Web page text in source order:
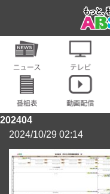
202404
2024/10/29 02:14